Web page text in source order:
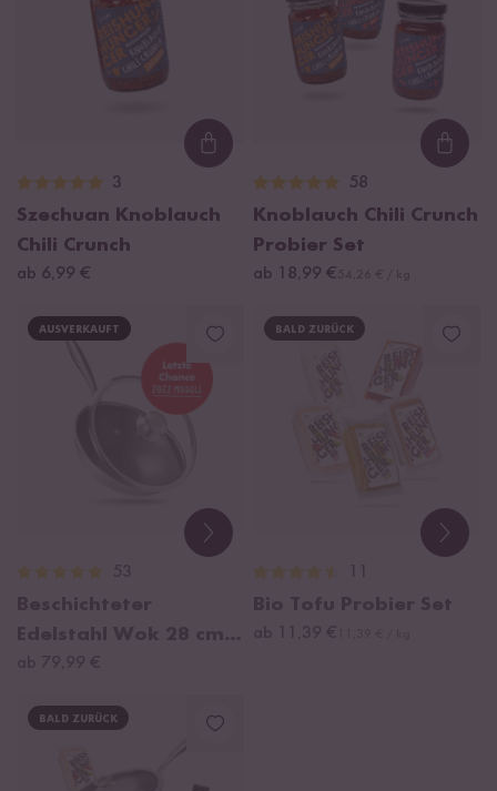
Loading...
3
Szechuan Knoblauch
Chili Crunch
ab 6,99 €
58
Knoblauch Chili Crunch
Probier Set
ab 18,99 €
AUSVERKAUFT BALD ZURÜCK
BALD ZURÜCK